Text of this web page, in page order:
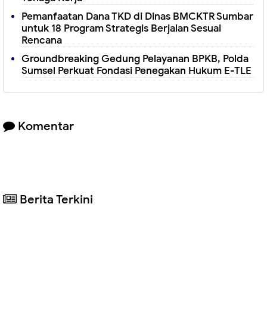
Pemanfaatan Dana TKD di Dinas BMCKTR Sumbar
untuk 18 Program Strategis Berjalan Sesuai
Rencana
Groundbreaking Gedung Pelayanan BPKB, Polda
Sumsel Perkuat Fondasi Penegakan Hukum E-TLE
Komentar
Berita Terkini